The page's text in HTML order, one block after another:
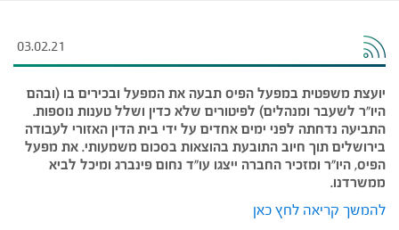
03.02.21
יועצת משפטית במפעל הפיס תבעה את המפעל ובכירים בו (ובהם
היו"ר לשעבר ומנהלים) לפיטורים שלא כדין ושלל טענות נוספות.
התביעה נדחתה לפני ימים אחדים על ידי בית הדין האזורי לעבודה
בירושלים תוך חיוב התובעת בהוצאות בסכום משמעותי. את מפעל
הפיס, היו"ר ומזכיר החברה ייצגו עו"ד נחום פינברג ומיכל לביא
ממשרדנו.
להמשך קריאה לחץ כאן